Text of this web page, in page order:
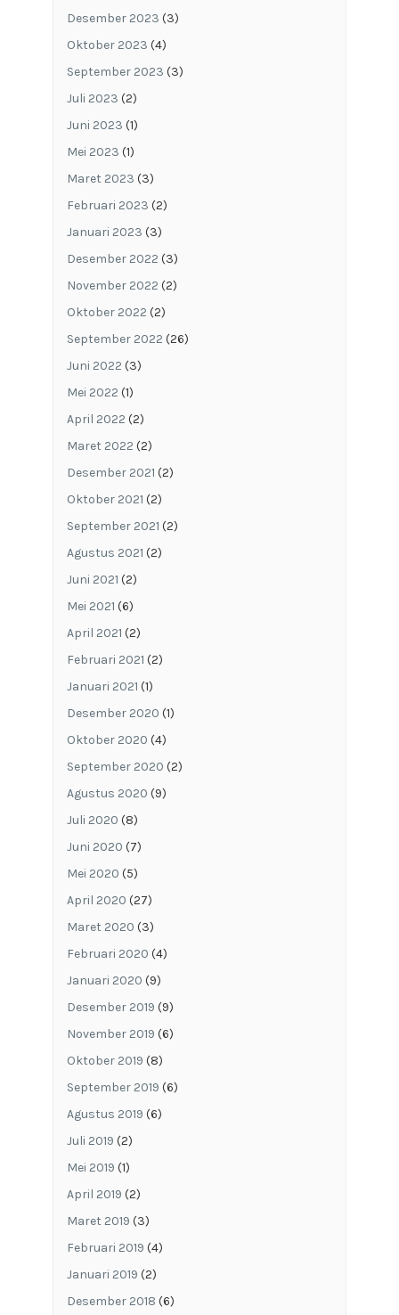
Desember 2023 (3)
Oktober 2023 (4)
September 2023 (3)
Juli 2023 (2)
Juni 2023 (1)
Mei 2023 (1)
Maret 2023 (3)
Februari 2023 (2)
Januari 2023 (3)
Desember 2022 (3)
November 2022 (2)
Oktober 2022 (2)
September 2022 (26)
Juni 2022 (3)
Mei 2022 (1)
April 2022 (2)
Maret 2022 (2)
Desember 2021 (2)
Oktober 2021 (2)
September 2021 (2)
Agustus 2021 (2)
Juni 2021 (2)
Mei 2021 (6)
April 2021 (2)
Februari 2021 (2)
Januari 2021 (1)
Desember 2020 (1)
Oktober 2020 (4)
September 2020 (2)
Agustus 2020 (9)
Juli 2020 (8)
Juni 2020 (7)
Mei 2020 (5)
April 2020 (27)
Maret 2020 (3)
Februari 2020 (4)
Januari 2020 (9)
Desember 2019 (9)
November 2019 (6)
Oktober 2019 (8)
September 2019 (6)
Agustus 2019 (6)
Juli 2019 (2)
Mei 2019 (1)
April 2019 (2)
Maret 2019 (3)
Februari 2019 (4)
Januari 2019 (2)
Desember 2018 (6)